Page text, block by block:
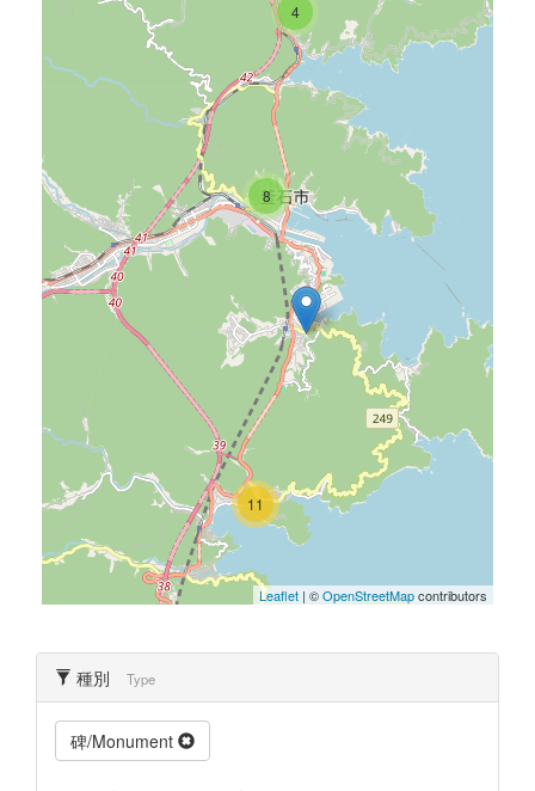
4
8
11
Leaflet | ©OpenStreetMapcontributors
種別 Type
碑/Monument